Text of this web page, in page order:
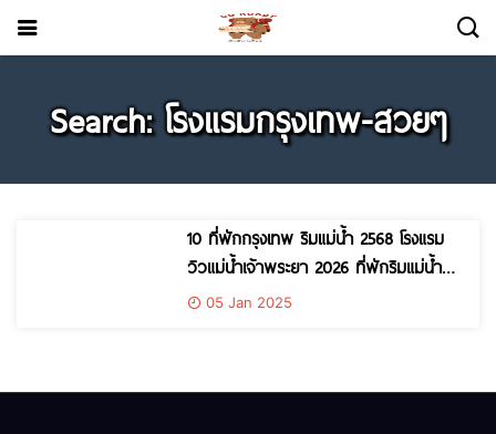
Search: โรงแรมกรุงเทพ-สวยๆ
10 ที่พักกรุงเทพ ริมแม่น้ำ 2568 โรงแรม
วิวแม่น้ำเจ้าพระยา 2026 ที่พักริมแม่น้ำ
เจ้าพระยา กรุงเทพ
05 Jan 2025